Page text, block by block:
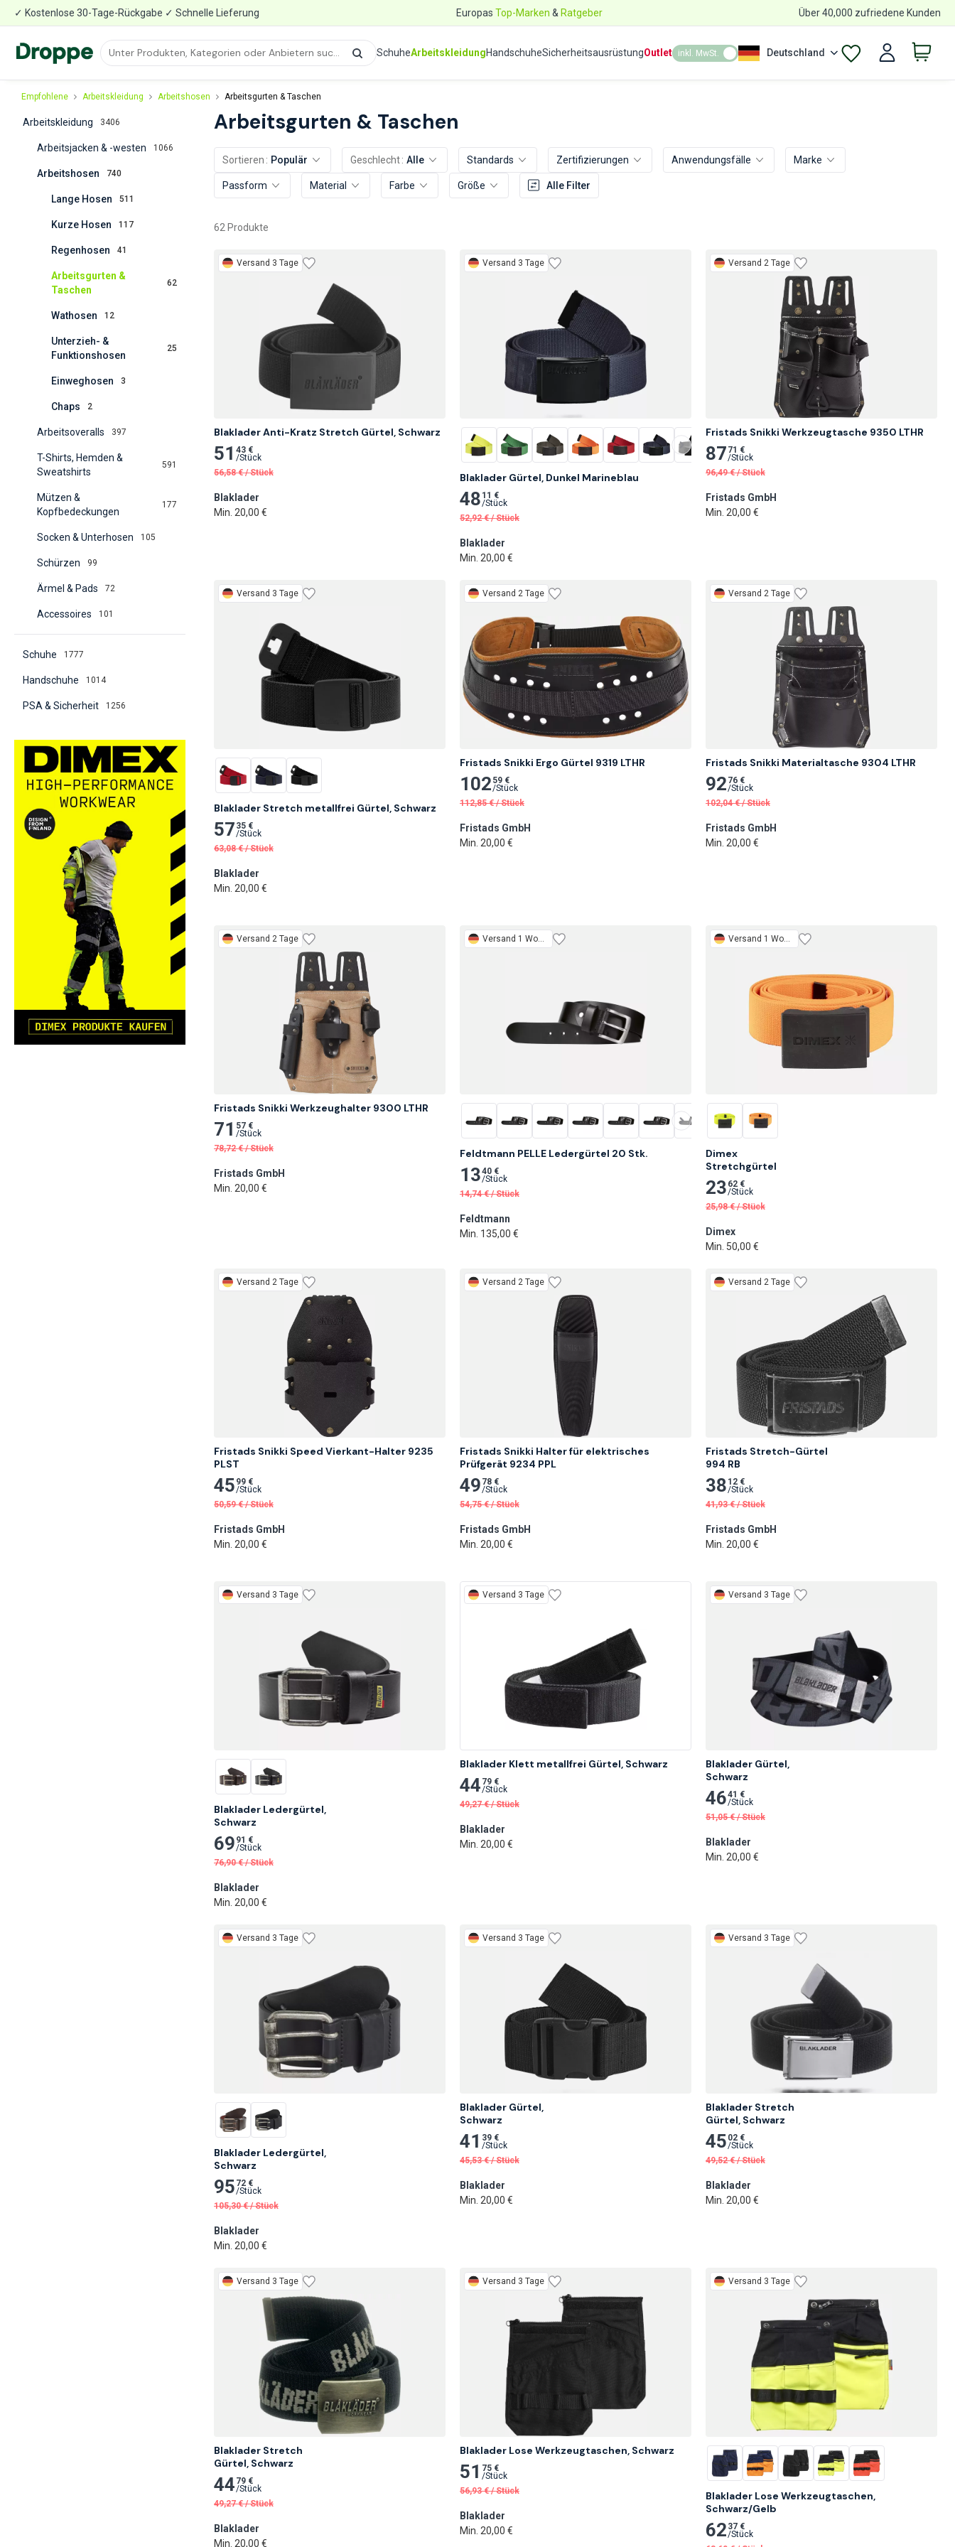
✓ Kostenlose 30-Tage-Rückgabe ✓ Schnelle Lieferung Europas Top-Marken & Ratgeber Über 40,000 zufriedene Kunden
SchuheArbeitskleidungHandschuheSicherheitsausrüstungOutlet inkl. MwSt. Deutschland
Empfohlene Arbeitskleidung Arbeitshosen Arbeitsgurten & Taschen
Arbeitskleidung 3406
Arbeitsjacken & -westen 1066
Arbeitshosen 740
Lange Hosen 511
Kurze Hosen 117
Regenhosen 41
Arbeitsgurten &
Taschen
62
Wathosen 12
Unterzieh- &
Funktionshosen
25
Einweghosen 3
Chaps 2
Arbeitsoveralls 397
T-Shirts, Hemden &
Sweatshirts
591
Mützen &
Kopfbedeckungen
177
Socken & Unterhosen 105
Schürzen 99
Ärmel & Pads 72
Accessoires 101
Schuhe 1777
Handschuhe 1014
PSA & Sicherheit 1256
Arbeitsgurten & Taschen
Sortieren Populär Geschlecht Alle Standards Zertifizierungen Anwendungsfälle Marke
Passform Material Farbe Größe Alle Filter
62 Produkte
Versand 3 Tage
Blaklader Anti-Kratz Stretch Gürtel, Schwarz
51 43 €
/Stück
56,58 € /Stück
Blaklader
Min. 20,00 €
Versand 3 Tage
Blaklader Gürtel, Dunkel Marineblau
48 11 €
/Stück
52,92 € /Stück
Blaklader
Min. 20,00 €
Versand 2 Tage
Fristads Snikki Werkzeugtasche 9350 LTHR
87 71 €
/Stück
96,49 € /Stück
Fristads GmbH
Min. 20,00 €
Versand 3 Tage
Blaklader Stretch metallfrei Gürtel, Schwarz
57 35 €
/Stück
63,08 € /Stück
Blaklader
Min. 20,00 €
Versand 2 Tage
Fristads Snikki Ergo Gürtel 9319 LTHR
102 59 €
/Stück
112,85 € /Stück
Fristads GmbH
Min. 20,00 €
Versand 2 Tage
Fristads Snikki Materialtasche 9304 LTHR
92 76 €
/Stück
102,04 € /Stück
Fristads GmbH
Min. 20,00 €
Versand 2 Tage
Fristads Snikki Werkzeughalter 9300 LTHR
71 57 €
/Stück
78,72 € /Stück
Fristads GmbH
Min. 20,00 €
Versand 1 Woche
Feldtmann PELLE Ledergürtel 20 Stk.
1340 €
/Stück
14,74 € /Stück
Feldtmann
Min. 135,00 €
Versand 1 Woche
Dimex
Stretchgürtel
23 62 €
/Stück
25,98 € /Stück
Dimex
Min. 50,00 €
Versand 2 Tage
Fristads Snikki Speed Vierkant-Halter 9235
PLST
45 99 €
/Stück
50,59 € /Stück
Fristads GmbH
Min. 20,00 €
Versand 2 Tage
Fristads Snikki Halter für elektrisches
Prüfgerät 9234 PPL
49 78 €
/Stück
54,75 € /Stück
Fristads GmbH
Min. 20,00 €
Versand 2 Tage
Fristads Stretch-Gürtel
994 RB
38 12 €
/Stück
41,93 € /Stück
Fristads GmbH
Min. 20,00 €
Versand 3 Tage
Blaklader Ledergürtel,
Schwarz
69 91 €
/Stück
76,90 € /Stück
Blaklader
Min. 20,00 €
Versand 3 Tage
Blaklader Klett metallfrei Gürtel, Schwarz
44 79 €
/Stück
49,27 € /Stück
Blaklader
Min. 20,00 €
Versand 3 Tage
Blaklader Gürtel,
Schwarz
4641 €
/Stück
51,05 € /Stück
Blaklader
Min. 20,00 €
Versand 3 Tage
Blaklader Ledergürtel,
Schwarz
95 72 €
/Stück
105,30 € /Stück
Blaklader
Min. 20,00 €
Versand 3 Tage
Blaklader Gürtel,
Schwarz
41 39 €
/Stück
45,53 € /Stück
Blaklader
Min. 20,00 €
Versand 3 Tage
Blaklader Stretch
Gürtel, Schwarz
45 02 €
/Stück
49,52 € /Stück
Blaklader
Min. 20,00 €
Versand 3 Tage
Blaklader Stretch
Gürtel, Schwarz
44 79 €
/Stück
49,27 € /Stück
Blaklader
Min. 20,00 €
Versand 3 Tage
Blaklader Lose Werkzeugtaschen, Schwarz
51 75 €
/Stück
56,93 € /Stück
Blaklader
Min. 20,00 €
Versand 3 Tage
Blaklader Lose Werkzeugtaschen,
Schwarz/Gelb
62 37 €
/Stück